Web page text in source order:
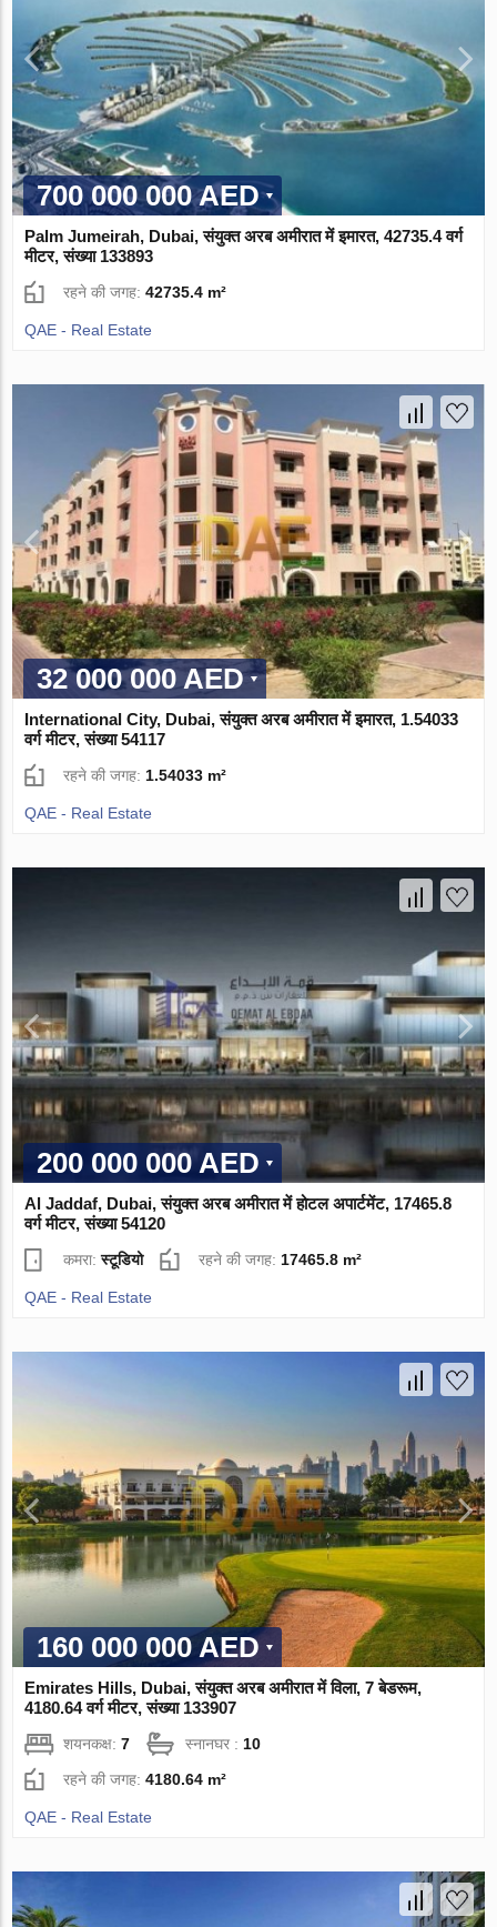
700 000 000 AED
Palm Jumeirah, Dubai, संयुक्त अरब अमीरात में इमारत, 42735.4 वर्ग
मीटर, संख्या 133893
रहने की जगह:42735.4 m²
QAE - Real Estate
32 000 000 AED
International City, Dubai, संयुक्त अरब अमीरात में इमारत, 1.54033
वर्ग मीटर, संख्या 54117
रहने की जगह:1.54033 m²
QAE - Real Estate
200 000 000 AED
Al Jaddaf, Dubai, संयुक्त अरब अमीरात में होटल अपार्टमेंट, 17465.8
वर्ग मीटर, संख्या 54120
कमरा:स्टूडियो रहने की जगह: 17465.8 m²
QAE - Real Estate
160 000 000 AED
Emirates Hills, Dubai, संयुक्त अरब अमीरात में विला, 7 बेडरूम,
4180.64 वर्ग मीटर, संख्या 133907
शयनकक्ष:7 स्नानघर : 10
रहने की जगह:4180.64 m²
QAE - Real Estate